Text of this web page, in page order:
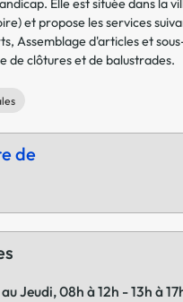
Elle est située dans la
) et propose les services
, Assemblage d'articles et
de clôtures et de balustrades.
de
Jeudi, 08h à 12h - 13h à